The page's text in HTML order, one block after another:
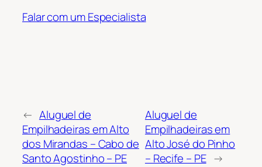
Falar com um Especialista
← Aluguel de
Empilhadeiras em Alto
dos Mirandas – Cabo de
Santo Agostinho – PE
Aluguel de
Empilhadeiras em
Alto José do Pinho
– Recife – PE →